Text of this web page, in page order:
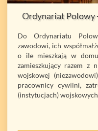
Ordynariat Polowy
Do Ordynariatu
zawodowi, ich
o ile mieszkają w
zamieszkujący razem z
wojskowej
pracownicy cywilni,
(instytucjach)